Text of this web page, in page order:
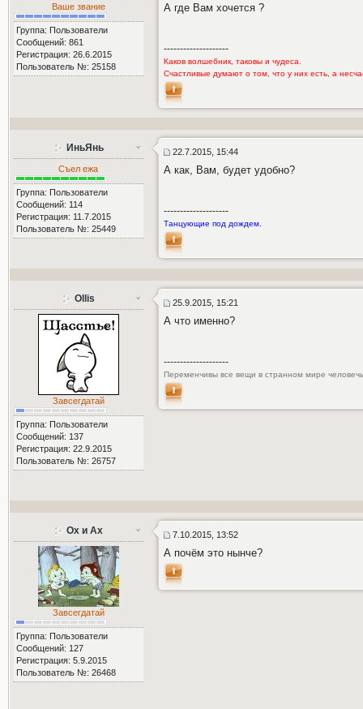
Ваше звание
Группа: Пользователи
Сообщений: 861
Регистрация: 26.6.2015
Пользователь №: 25158
А где Вам хочется ?
--------------------
Каков волшебник, таковы и чудеса.
Счастливые думают о том, что у них есть, а
ИньЯнь
Съел ежа
Группа: Пользователи
Сообщений: 114
Регистрация: 11.7.2015
Пользователь №: 25449
22.7.2015, 15:44
А как, Вам, будет удобно?
--------------------
Танцующие под дождем.
Ollis
Завсегдатай
Группа: Пользователи
Сообщений: 137
Регистрация: 22.9.2015
Пользователь №: 26757
25.9.2015, 15:21
А что именно?
--------------------
Переменчивы все вещи в странном мире
Ох и Ах
Завсегдатай
Группа: Пользователи
Сообщений: 127
Регистрация: 5.9.2015
Пользователь №: 26468
7.10.2015, 13:52
А почём это нынче?